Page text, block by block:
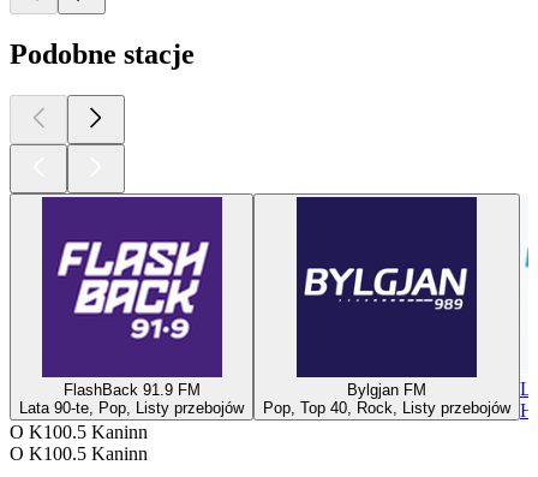
Podobne stacje
FlashBack 91.9 FM
Lata 90-te, Pop, Listy przebojów
Bylgjan FM
Pop, Top 40, Rock, Listy przebojów
O K100.5 Kaninn
O K100.5 Kaninn